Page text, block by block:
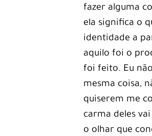
fazer alguma
ela significa o
identidade a
aquilo foi o
foi feito. Eu
mesma coisa,
quiserem me
carma deles
o olhar que